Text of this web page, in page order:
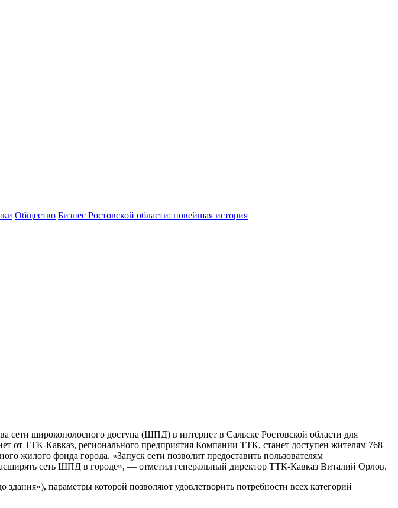
Общество Бизнес Ростовской области: новейшая история
сети широкополосного доступа (ШПД) в интернет в Сальске Ростовской области для
от ТТК-Кавказ, регионального предприятия Компании ТТК, станет доступен жителям 768
жилого фонда города. «Запуск сети позволит предоставить пользователям
сеть ШПД в городе», — отметил генеральный директор ТТК-Кавказ Виталий Орлов.
параметры которой позволяют удов­летворить потребности всех категорий